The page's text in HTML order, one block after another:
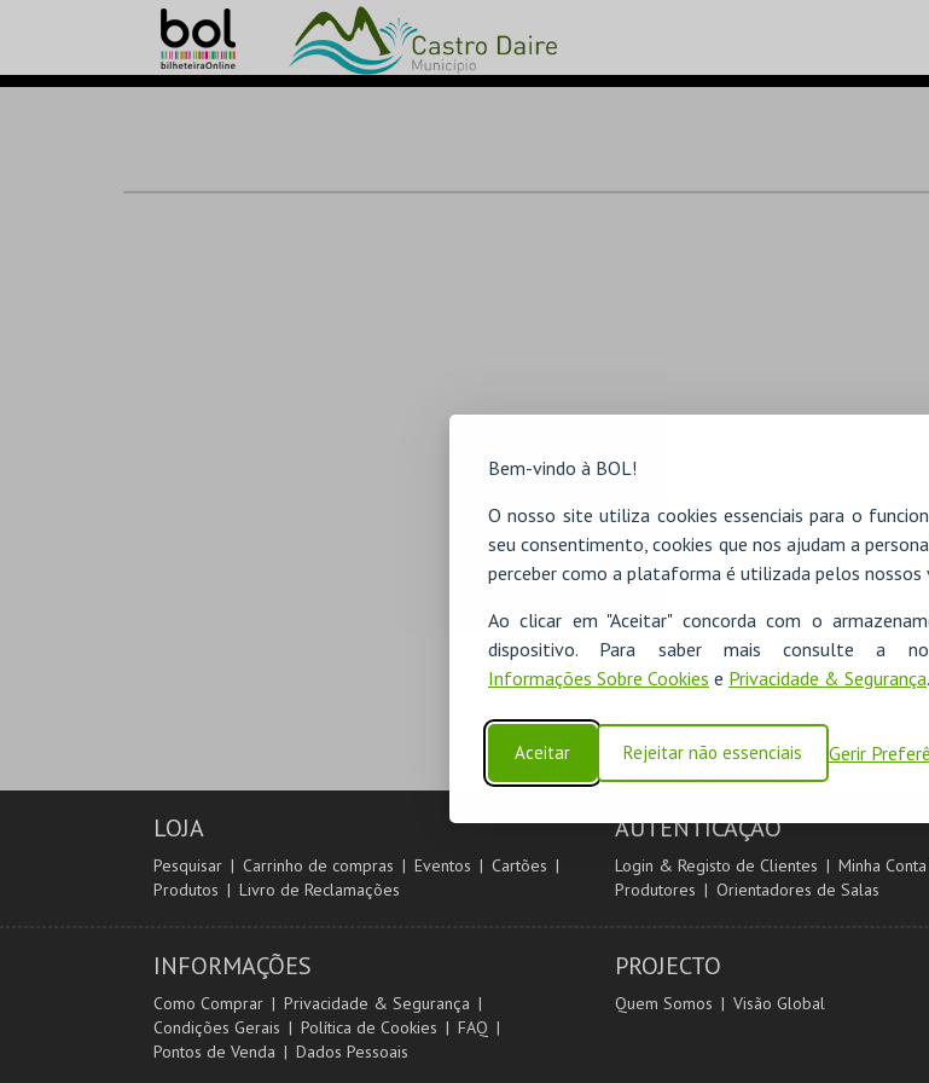
Bem-vindo à BOL!
O nosso site utiliza cookies essenciais para o
seu consentimento, cookies que nos ajudam a
perceber como a plataforma é utilizada pelos nossos
Ao clicar em "Aceitar" concorda com o
dispositivo. Para saber mais consulte a
Informações Sobre Cookies e Privacidade & Segurança.
Aceitar Rejeitar não essenciais Gerir
LOJA
Pesquisar Carrinho de compras Eventos
Cartões
Produtos
Livro de Reclamações
AUTENTICAÇÃO
Login & Registo de Clientes
Minha Conta
Produtores
Orientadores de Salas
INFORMAÇÕES
Como Comprar
Privacidade & Segurança
Condições Gerais
Política de Cookies
FAQ
Pontos de Venda
Dados Pessoais
PROJECTO
Quem Somos Visão Global